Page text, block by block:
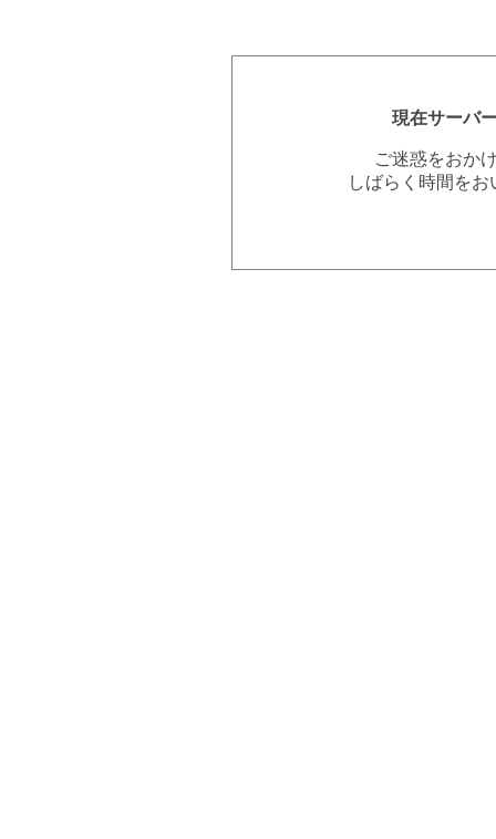
現在サーバ
ご迷惑をおか
しばらく時間を